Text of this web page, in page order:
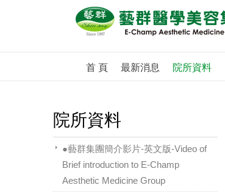
首 頁 最新消息 院所資料
院所資料
●藝群集團簡介影片-英文版-Video of
Brief introduction to E-Champ
Aesthetic Medicine Group